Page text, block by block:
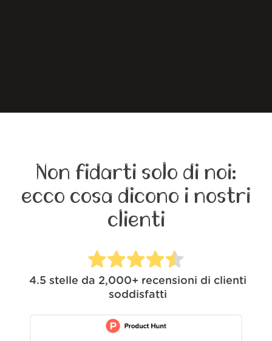
Non fidarti solo di noi:
ecco cosa dicono i nostri
clienti
4.5 stelle da 2,000+ recensioni di clienti
soddisfatti